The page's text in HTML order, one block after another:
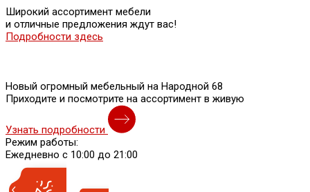
Широкий ассортимент мебели
и отличные предложения ждут вас!
Подробности здесь
Новый огромный мебельный на Народной 68
Приходите и посмотрите на ассортимент в живую
Узнать подробности
Режим работы:
Ежедневно с 10:00 до 21:00